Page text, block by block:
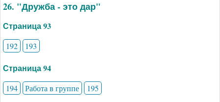
26. "Дружба - это дар"
Страница 93
192 193
Страница 94
194 Работа в группе 195